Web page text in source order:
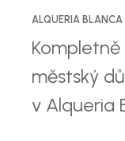
ALQUERIA BLANCA
městský
v Alqueria